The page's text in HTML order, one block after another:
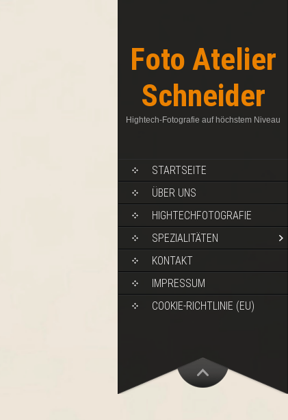
Foto Atelier
Schneider
Hightech-Fotografie auf höchstem Niveau
STARTSEITE
ÜBER UNS
HIGHTECHFOTOGRAFIE
SPEZIALITÄTEN
KONTAKT
IMPRESSUM
COOKIE-RICHTLINIE (EU)